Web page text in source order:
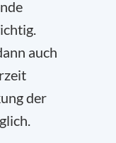
auch
der